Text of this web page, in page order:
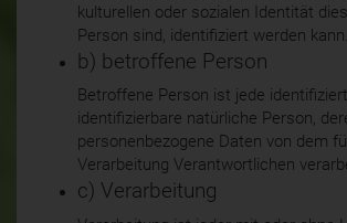
kulturellen oder sozialen Identität
Person sind, identifiziert werden kann.
b) betroffene Person
Betroffene Person ist jede
identifizierbare natürliche Person,
personenbezogene Daten von dem
Verarbeitung Verantwortlichen
c) Verarbeitung